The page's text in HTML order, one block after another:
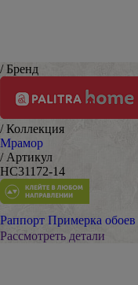
/ Бренд
/ Коллекция
Мрамор
/ Артикул
HC31172-14
Раппорт Примерка обоев
Рассмотреть детали